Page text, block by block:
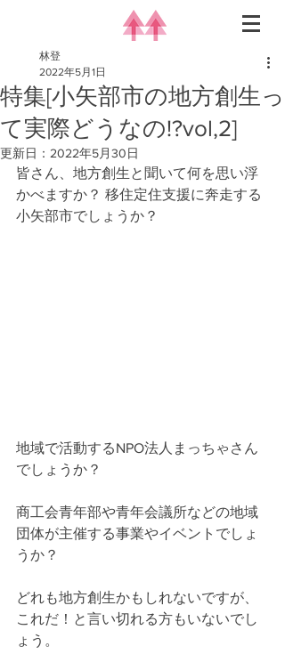
特集[小矢部市の地方創生っ
て実際どうなの!?vol,2]
林登
2022年5月1日
更新日： 2022年5月30日
皆さん、地方創生と聞いて何を思い浮
かべますか？ 移住定住支援に奔走する
小矢部市でしょうか？
地域で活動するNPO法人まっちゃさん
でしょうか？
商工会青年部や青年会議所などの地域
団体が主催する事業やイベントでしょ
うか？
どれも地方創生かもしれないですが、
これだ！と言い切れる方もいないでし
ょう。